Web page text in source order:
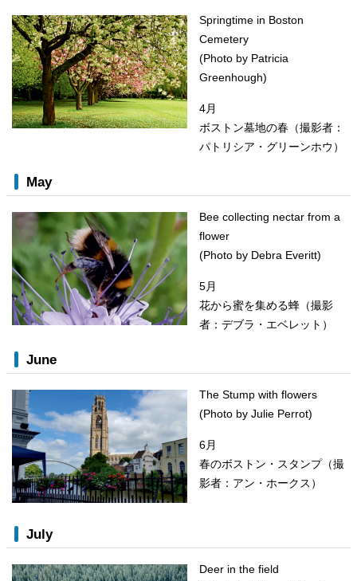
Springtime in Boston
Cemetery
(Photo by Patricia
Greenhough)
4月
ボストン墓地の春（撮影者：
パトリシア・グリーンホウ）
May
Bee collecting nectar from a
flower
(Photo by Debra Everitt)
5月
花から蜜を集める蜂（撮影
者：デブラ・エベレット）
June
The Stump with flowers
(Photo by Julie Perrot)
6月
春のボストン・スタンプ（撮
影者：アン・ホークス）
July
Deer in the field